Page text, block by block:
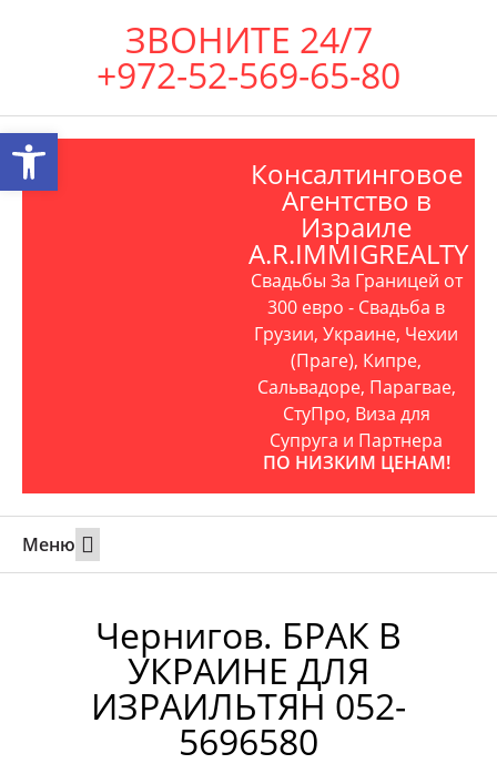
ЗВОНИТЕ 24/7
+972-52-569-65-80
Консалтинговое
Агентство в
Израиле
A.R.IMMIGREALTY
Свадьбы За Границей от
300 евро - Свадьба в
Грузии, Украине, Чехии
(Праге), Кипре,
Сальвадоре, Парагвае,
СтуПро, Виза для
Супруга и Партнера
ПО НИЗКИМ ЦЕНАМ!
Меню
Чернигов. БРАК В
УКРАИНЕ ДЛЯ
ИЗРАИЛЬТЯН 052-
5696580
Открыть панель инструментов